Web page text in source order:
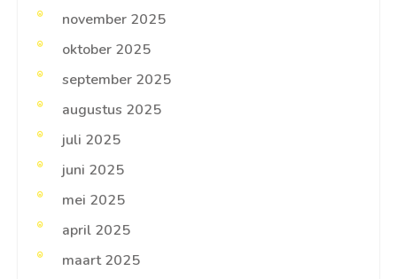
november 2025
oktober 2025
september 2025
augustus 2025
juli 2025
juni 2025
mei 2025
april 2025
maart 2025